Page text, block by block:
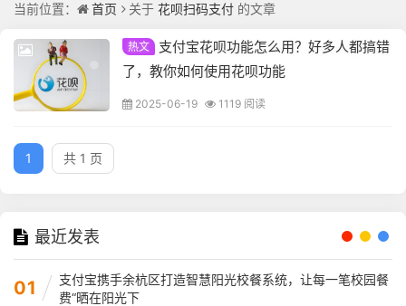
当前位置： 首页 关于 花呗扫码支付 的文章
热文
支付宝花呗功能怎么用？好多人都搞错
了，教你如何使用花呗功能
2025-06-19 1119 阅读
1 共 1 页
最近发表
01
支付宝携手余杭区打造智慧阳光校餐系统，让每一笔校园餐
费“晒在阳光下